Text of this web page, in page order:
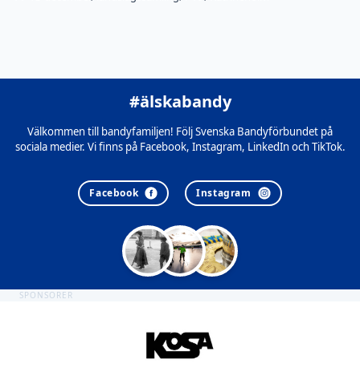
#älskabandy
Välkommen till bandyfamiljen! Följ Svenska Bandyförbundet på
sociala medier. Vi finns på Facebook, Instagram, LinkedIn och TikTok.
Facebook Instagram
SPONSORER